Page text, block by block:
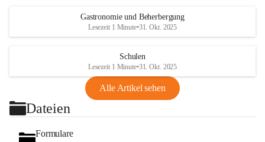
Gastronomie und Beherbergung
Lesezeit 1 Minute•31. Okt. 2025
Schulen
Lesezeit 1 Minute•31. Okt. 2025
Alle Artikel sehen
Dateien
Formulare